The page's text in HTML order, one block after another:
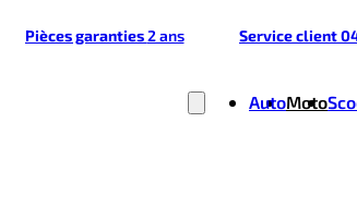
Pièces garanties2 ans Service client
AutoMoto